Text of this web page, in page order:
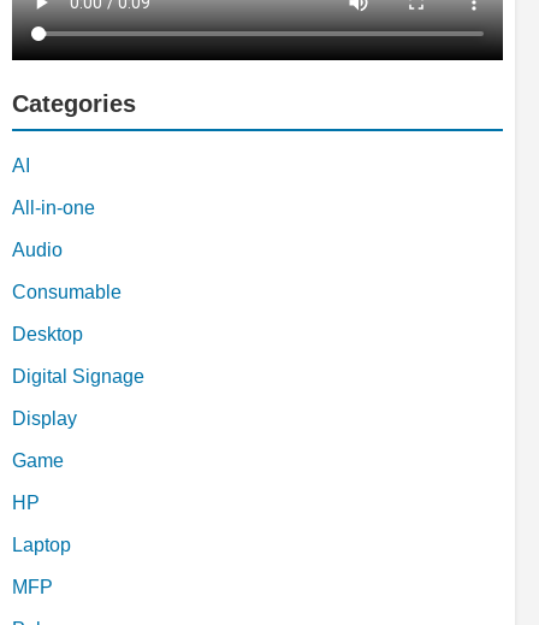
Categories
AI
All-in-one
Audio
Consumable
Desktop
Digital Signage
Display
Game
HP
Laptop
MFP